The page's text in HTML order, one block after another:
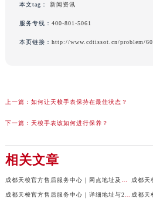
本文tag： 新闻资讯
服务专线： 400-801-5061
本页链接： http://www.cdtissot.cn/problem/
上一篇： 如何让天梭手表保持在最佳状态？
下一篇： 天梭手表该如何进行保养？
相关文章